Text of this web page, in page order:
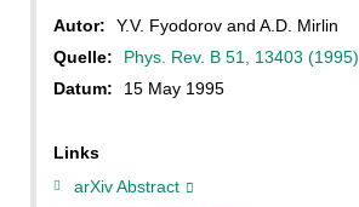
Autor:
Y.V. Fyodorov and A.D. Mirlin
Quelle:
Phys. Rev. B 51, 13403 (1995)
Datum:
15 May 1995
Links
arXiv Abstract